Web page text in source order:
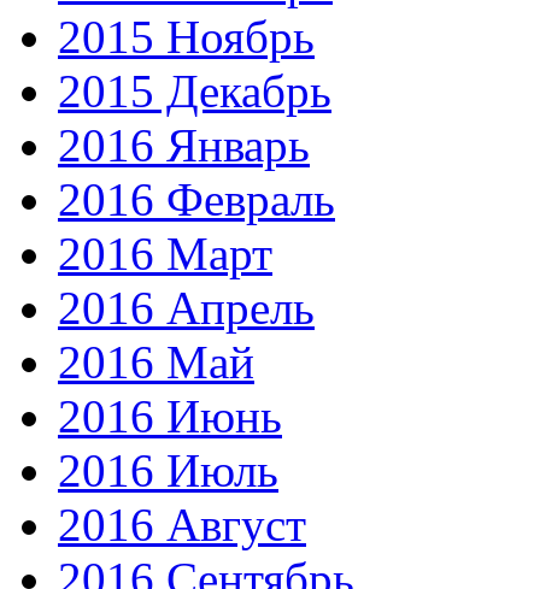
2015 Ноябрь
2015 Декабрь
2016 Январь
2016 Февраль
2016 Март
2016 Апрель
2016 Май
2016 Июнь
2016 Июль
2016 Август
2016 Сентябрь